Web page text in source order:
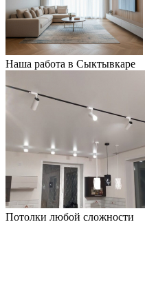
Наша работа в Сыктывкаре
Потолки любой сложности